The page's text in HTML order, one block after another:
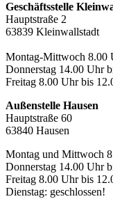
Geschäftsstelle
Hauptstraße 2
63839 Kleinwallstadt
Montag-Mittwoch 8.00
Donnerstag 14.00 Uhr
Freitag 8.00 Uhr bis
Außenstelle Hausen
Hauptstraße 60
63840 Hausen
Montag und Mittwoch
Donnerstag 14.00 Uhr
Freitag 8.00 Uhr bis
Dienstag: geschlossen!